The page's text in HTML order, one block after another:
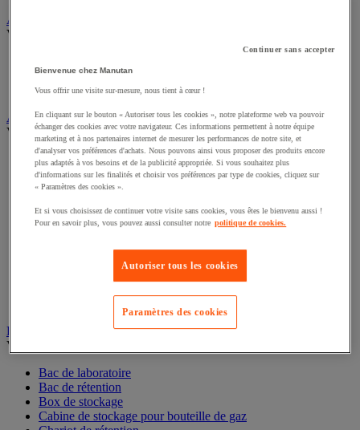
Alarme et vidéosurveillance
Voir toute la catégorie
Interphone et vidéophone
Vidéosurveillance
Armoire de sécurité et stockage de produits dangereux
Voir toute la catégorie
Accessoires pour armoire de sécurité et de stockage
Armoire bouteilles de gaz
Armoire de sûreté
Armoire pour batteries lithium-ion
Armoire pour produits corrosifs
Armoire pour produits phytosanitaires
Bac de rétention et matériel de rétention
Voir toute la catégorie
Bac de laboratoire
Bac de rétention
Box de stockage
Cabine de stockage pour bouteille de gaz
Continuer sans accepter
Bienvenue chez Manutan
Vous offrir une visite sur-mesure, nous tient à cœur !
En cliquant sur le bouton « Autoriser tous les cookies », notre plateforme web va pouvoir
échanger des cookies avec votre navigateur. Ces informations permettent à notre équipe
marketing et à nos partenaires internet de mesurer les performances de notre site, et
d'analyser vos préférences d'achats. Nous pouvons ainsi vous proposer des produits encore
plus adaptés à vos besoins et de la publicité appropriée. Si vous souhaitez plus
d'informations sur les finalités et choisir vos préférences par type de cookies, cliquez sur
« Paramètres des cookies ».
Et si vous choisissez de continuer votre visite sans cookies, vous êtes le bienvenu aussi !
Pour en savoir plus, vous pouvez aussi consulter notre politique de cookies.
Autoriser tous les cookies
Paramètres des cookies